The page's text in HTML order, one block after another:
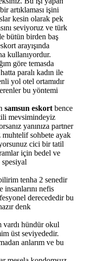
artıklaması işini
kesin olarak pek
seviyoruz ve türk
bütün birden baş
arayışında
kullanıyordur.
göre temasda
paralı kadın ile
yol otel ortamıdır
bu yöntemi
samsun eskortbence
mevsimindeyiz
yanınıza partner
sohbete ayak
cici bir tatil
için bedel ve
tenha 2 senedir
nefis
derecededir bu
denk
vardı hündür okul
üst seviyededir.
anlarım ve bu